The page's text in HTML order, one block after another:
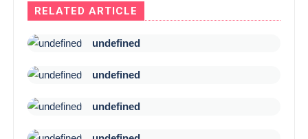
RELATED ARTICLE
undefined
undefined
undefined